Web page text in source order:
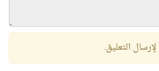
لإرسال التعليق.